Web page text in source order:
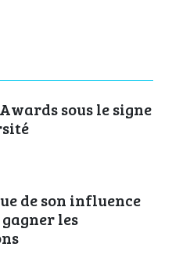
sous le signe
de son influence
les